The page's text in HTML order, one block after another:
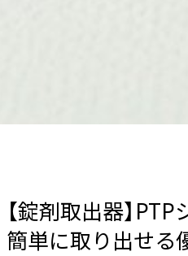
【錠剤取出器】
簡単に取り出せる